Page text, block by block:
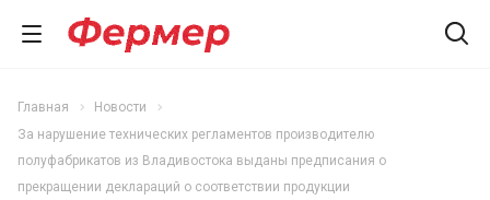
Главная
Новости
За нарушение технических регламентов производителю
полуфабрикатов из Владивостока выданы предписания о
прекращении деклараций о соответствии продукции